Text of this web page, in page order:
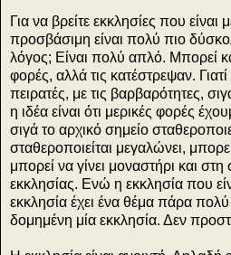
Για να βρείτε εκκλησίες που
προσβάσιμη είναι πολύ πιο
λόγος; Είναι πολύ απλό. Μπορεί
φορές, αλλά τις κατέστρεψαν.
πειρατές, με τις βαρβαρότητες,
η ιδέα είναι ότι μερικές φορές
σιγά το αρχικό σημείο
σταθεροποιείται μεγαλώνει,
μπορεί να γίνει μοναστήρι και στη
εκκλησίας. Ενώ η εκκλησία που
εκκλησία έχει ένα θέμα πάρα
δομημένη μία εκκλησία. Δεν